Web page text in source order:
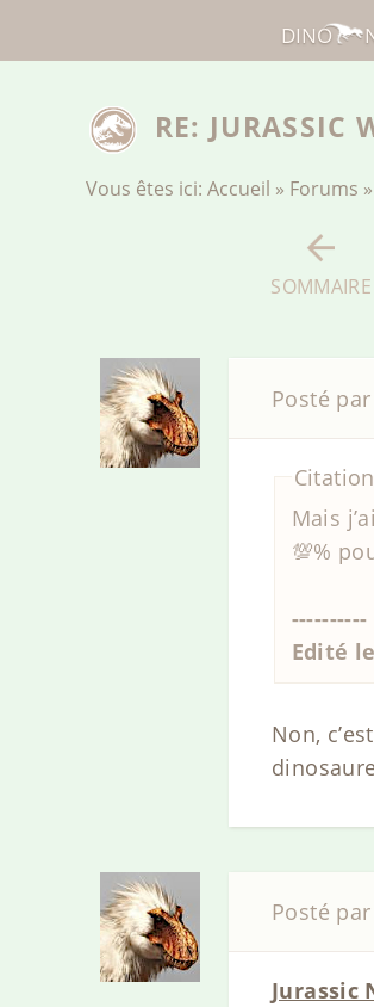
RE: JURASSIC
Vous êtes ici: Accueil » Forums »
SOMMAIRE
Posté par
Mais
💯%
----------
Edité
Non,
Posté par
Jurassic
DINO